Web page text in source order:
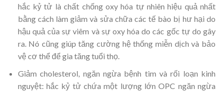
hắc kỷ tử là chất chống oxy hóa tự nhiên hiệu quả nhất
bằng cách làm giảm và sửa chữa các tế bào bị hư hại do
hậu quả của sự viêm và sự oxy hóa do các gốc tự do gây
ra. Nó cũng giúp tăng cường hệ thống miễn dịch và bảo
vệ cơ thể để gia tăng tuổi thọ.
Giảm cholesterol, ngăn ngừa bệnh tim và rối loạn kinh
nguyệt: hắc kỷ tử chứa một lượng lớn OPC ngăn ngừa